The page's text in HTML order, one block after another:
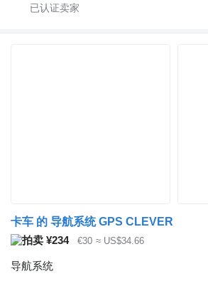
卡车 的 导航系统 GPS CLEVER
¥234
€30 ≈ US$34.66
导航系统